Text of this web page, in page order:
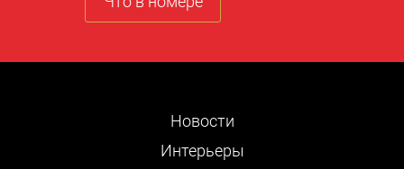
Новости
Интерьеры